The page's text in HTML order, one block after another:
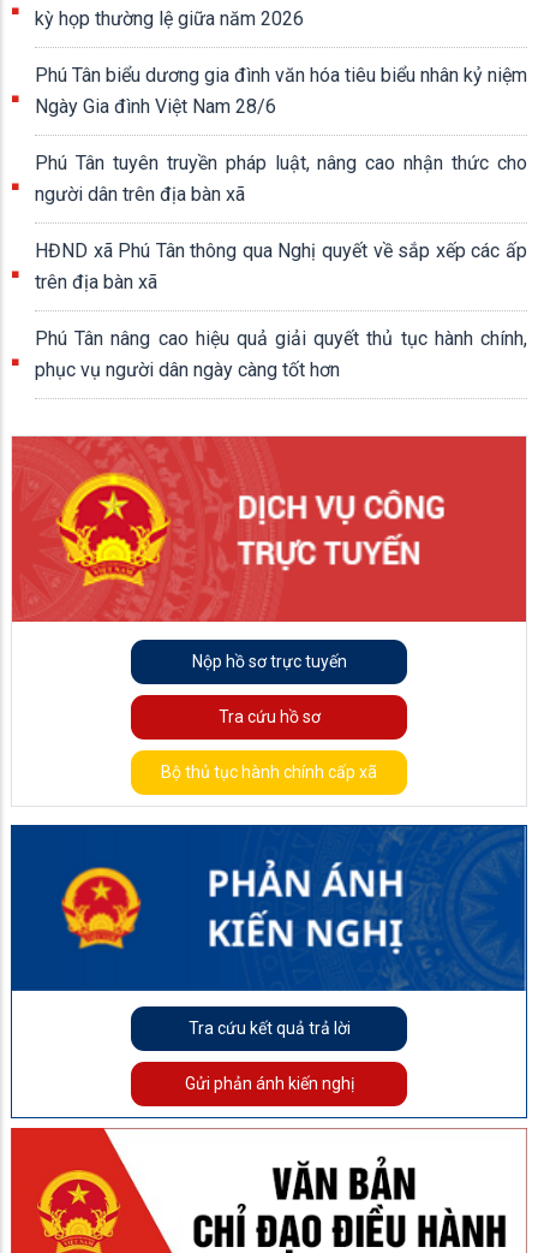
kỳ họp thường lệ giữa năm 2026
Phú Tân biểu dương gia đình văn hóa tiêu biểu nhân kỷ niệm
Ngày Gia đình Việt Nam 28/6
Phú Tân tuyên truyền pháp luật, nâng cao nhận thức cho
người dân trên địa bàn xã
HĐND xã Phú Tân thông qua Nghị quyết về sắp xếp các ấp
trên địa bàn xã
Phú Tân nâng cao hiệu quả giải quyết thủ tục hành chính,
phục vụ người dân ngày càng tốt hơn
Nộp hồ sơ trực tuyến
Tra cứu hồ sơ
Bộ thủ tục hành chính cấp xã
Tra cứu kết quả trả lời
Gửi phản ánh kiến nghị